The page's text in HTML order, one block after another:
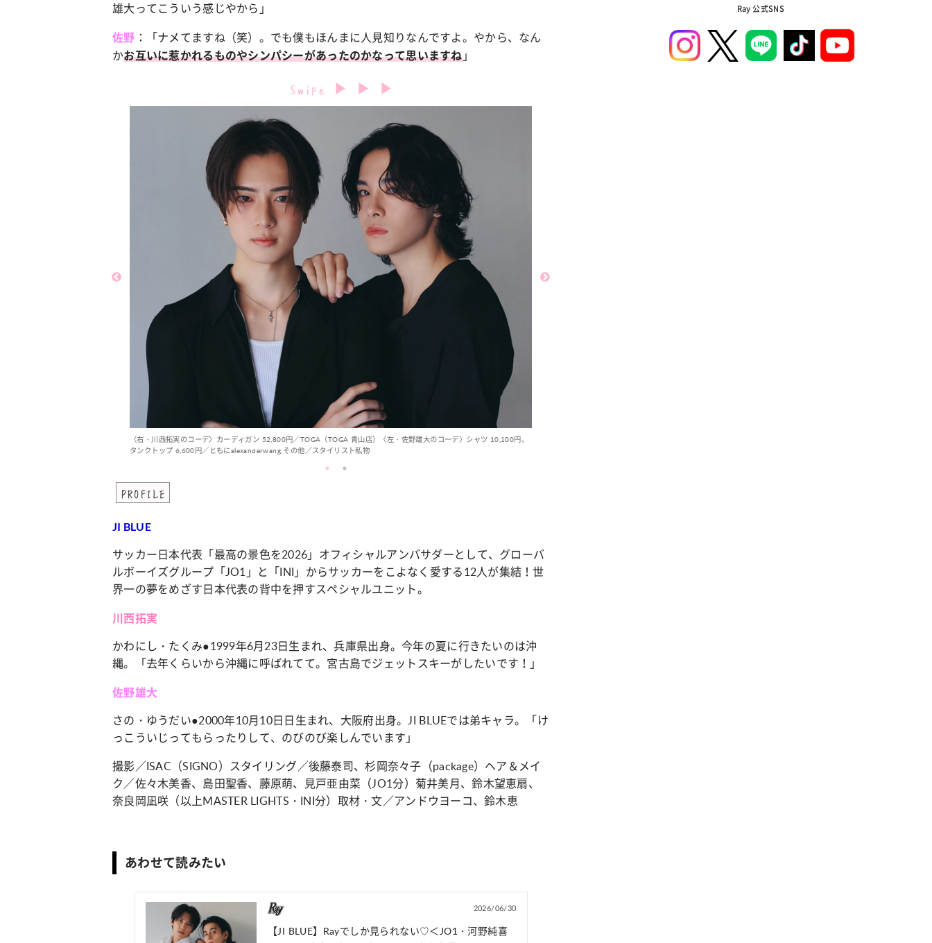
雄大ってこういう感じやから」
佐野 ：「ナメてますね（笑）。でも僕もほんまに人見知りなんですよ。やから、なん
かお互いに惹かれるものやシンパシーがあったのかなって思いますね」
〈右・川西拓実のコーデ〉カーディガン 52,800円／TOGA（TOGA 青山店）〈左・佐野雄大のコーデ〉シャツ 10,100円、
タンクトップ 6,600円／ともにalexanderwang その他／スタイリスト私物
PROFILE
JI BLUE
サッカー日本代表「最高の景色を2026」オフィシャルアンバサダーとして、グローバ
ルボーイズグループ「JO1」と「INI」からサッカーをこよなく愛する12人が集結！世
界一の夢をめざす日本代表の背中を押すスペシャルユニット。
川西拓実
かわにし・たくみ●1999年6月23日生まれ、兵庫県出身。今年の夏に行きたいのは沖
縄。「去年くらいから沖縄に呼ばれてて。宮古島でジェットスキーがしたいです！」
佐野雄大
さの・ゆうだい●2000年10月10日日生まれ、大阪府出身。JI BLUEでは弟キャラ。「け
っこういじってもらったりして、のびのび楽しんでいます」
撮影／ISAC（SIGNO）スタイリング／後藤泰司、杉岡奈々子（package）ヘア＆メイ
ク／佐々木美香、島田聖香、藤原萌、見戸亜由菜（JO1分）菊井美月、鈴木望恵扇、
奈良岡凪咲（以上MASTER LIGHTS・INI分）取材・文／アンドウヨーコ、鈴木恵
あわせて読みたい
2026/06/30
【JI BLUE】Rayでしか見られない♡＜JO1・河野純喜
Ray 公式SNS